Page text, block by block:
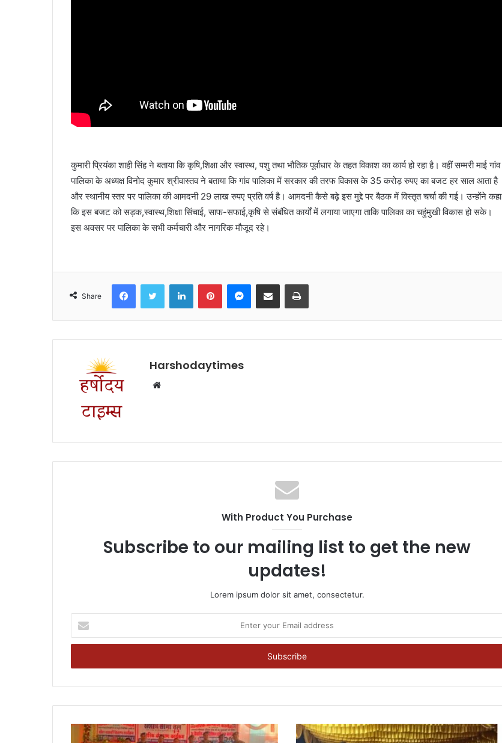
कुमारी प्रियंका शाही सिंह ने बताया कि कृषि,शिक्षा और स्वास्थ, पशु तथा भौतिक पूर्वाधार के तहत विकाश का कार्य हो रहा है। वहीं सम्मरी माई गांव
पालिका के अध्यक्ष विनोद कुमार श्रीवास्तव ने बताया कि गांव पालिका में सरकार की तरफ विकास के 35 करोड़ रुपए का बजट हर साल आता है
और स्थानीय स्तर पर पालिका की आमदनी 29 लाख रुपए प्रति वर्ष है। आमदनी कैसे बढ़े इस मुद्दे पर बैठक में विस्तृत चर्चा की गई। उन्होंने कहा
कि इस बजट को सड़क,स्वास्थ,शिक्षा सिंचाई, साफ-सफाई,कृषि से संबंधित कार्यों में लगाया जाएगा ताकि पालिका का चहुंमुखी विकास हो सके।
इस अवसर पर पालिका के सभी कर्मचारी और नागरिक मौजूद रहे।
Share
FacebookTwitter LinkedInPinterestMessenger
Share via Email Print
Harshodaytimes
Website
With Product You Purchase
Subscribe to our mailing list to get the new
updates!
Lorem ipsum dolor sit amet, consectetur.
your
Email